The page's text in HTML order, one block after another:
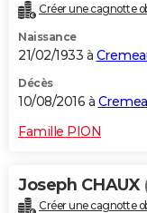
Créer une cagnotte
Naissance
21/02/1933 à
Décès
10/08/2016 à
Famille PION
Joseph CHAUX
Créer une cagnotte